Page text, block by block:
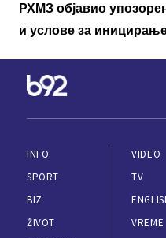
РХМЗ објавио
и услове за
INFO
SPORT
BIZ
ŽIVOT
VIDEO
TV
VREME